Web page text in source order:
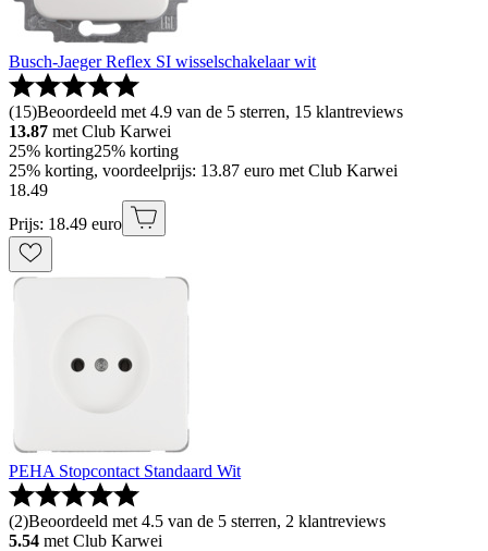
Busch-Jaeger Reflex SI wisselschakelaar wit
(15)Beoordeeld met 4.9 van de 5 sterren, 15 klantreviews
13.87 met Club Karwei
25% korting25% korting
25% korting, voordeelprijs: 13.87 euro met Club Karwei
18.49
Prijs: 18.49 euro
PEHA Stopcontact Standaard Wit
(2)Beoordeeld met 4.5 van de 5 sterren, 2 klantreviews
5.54 met Club Karwei